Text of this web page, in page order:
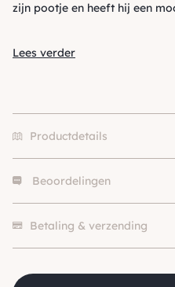
zijn pootje en heeft hij een
Lees verder
Productdetails
Merk
SKU
Beoordelingen
Betaling & verzending